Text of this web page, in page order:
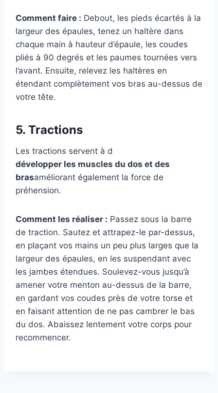
Comment faire : Debout, les pieds écartés à la
largeur des épaules, tenez un haltère dans
chaque main à hauteur d’épaule, les coudes
pliés à 90 degrés et les paumes tournées vers
l’avant. Ensuite, relevez les haltères en
étendant complètement vos bras au-dessus de
votre tête.
5. Tractions
Les tractions servent à d
développer les muscles du dos et des
brasaméliorant également la force de
préhension.
Comment les réaliser : Passez sous la barre
de traction. Sautez et attrapez-le par-dessus,
en plaçant vos mains un peu plus larges que la
largeur des épaules, en les suspendant avec
les jambes étendues. Soulevez-vous jusqu’à
amener votre menton au-dessus de la barre,
en gardant vos coudes près de votre torse et
en faisant attention de ne pas cambrer le bas
du dos. Abaissez lentement votre corps pour
recommencer.